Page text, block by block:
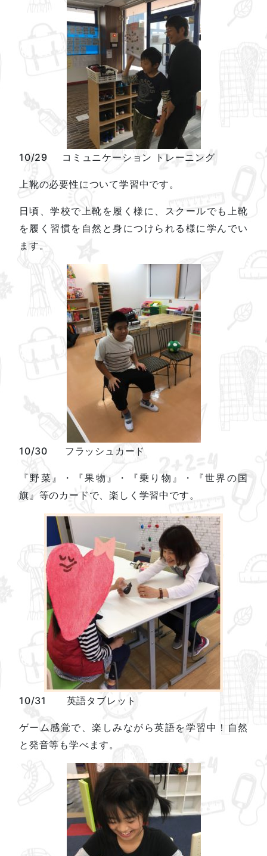
10/29 コミュニケーション トレーニング
上靴の必要性について学習中です。
日頃、学校で上靴を履く様に、スクールでも上靴
を履く習慣を自然と身につけられる様に学んでい
ます。
10/30 フラッシュカード
『野菜』・『果物』・『乗り物』・『世界の国
旗』等のカードで、楽しく学習中です。
10/31 英語タブレット
ゲーム感覚で、楽しみながら英語を学習中！自然
と発音等も学べます。